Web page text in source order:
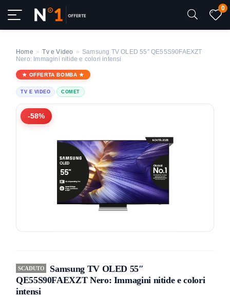
0
Home » Tv e Video » Samsung TV OLED 55″ QE55S90FAEXZT
Nero: Immagini nitide e colori intensi
OFFERTA BOMBA
TV E VIDEO COMET
-58%
SCADUTO
Samsung TV OLED 55″
QE55S90FAEXZT Nero: Immagini nitide e colori
intensi